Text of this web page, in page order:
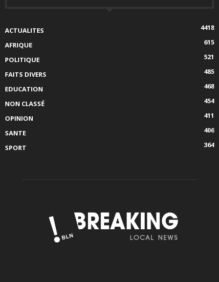
ACTUALITES
4418
AFRIQUE
615
POLITIQUE
521
FAITS DIVERS
485
EDUCATION
468
NON CLASSÉ
454
OPINION
411
SANTE
406
SPORT
364